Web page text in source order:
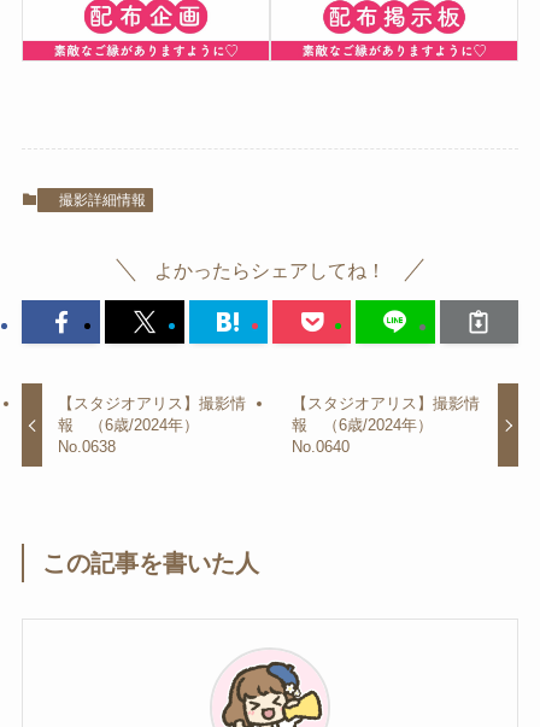
撮影詳細情報
よかったらシェアしてね！
【スタジオアリス】撮影情
報 （6歳/2024年）
No.0638
【スタジオアリス】撮影情
報 （6歳/2024年）
No.0640
この記事を書いた人